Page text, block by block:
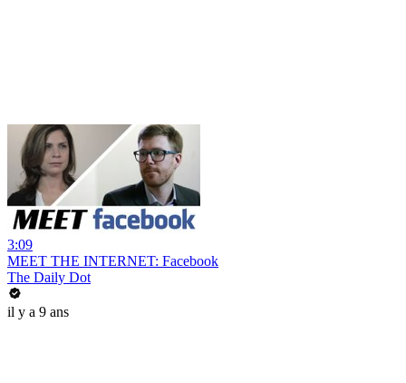
3:09
MEET THE INTERNET: Facebook
The Daily Dot
il y a 9 ans